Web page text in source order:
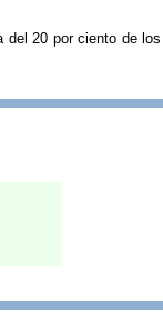
20 por ciento de